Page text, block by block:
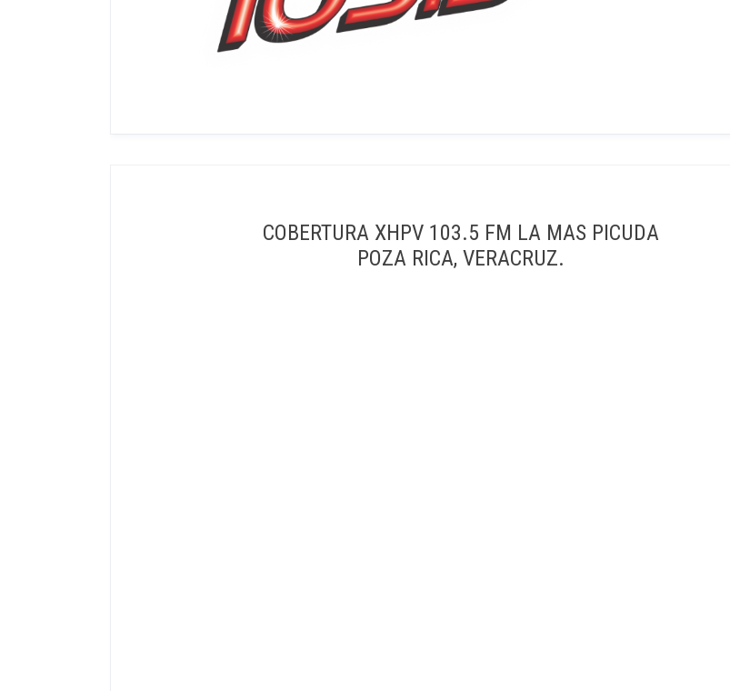
COBERTURA XHPV 103.5 FM LA MAS PICUDA
POZA RICA, VERACRUZ.